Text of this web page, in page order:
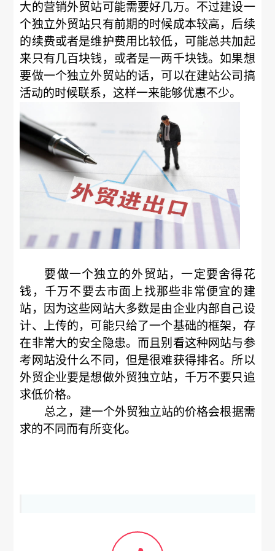
大的营销外贸站可能需要好几万。不过建设一
个独立外贸站只有前期的时候成本较高，后续
的续费或者是维护费用比较低，可能总共加起
来只有几百块钱，或者是一两千块钱。如果想
要做一个独立外贸站的话，可以在建站公司搞
活动的时候联系，这样一来能够优惠不少。
要做一个独立的外贸站，一定要舍得花
钱，千万不要去市面上找那些非常便宜的建
站，因为这些网站大多数是由企业内部自己设
计、上传的，可能只给了一个基础的框架，存
在非常大的安全隐患。而且别看这种网站与参
考网站没什么不同，但是很难获得排名。所以
外贸企业要是想做外贸独立站，千万不要只追
求低价格。
总之，建一个外贸独立站的价格会根据需
求的不同而有所变化。